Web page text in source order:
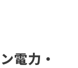
電力・